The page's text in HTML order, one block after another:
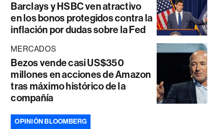
Barclays y HSBC ven atractivo
en los bonos protegidos contra la
inflación por dudas sobre la Fed
MERCADOS
Bezos vende casi US$350
millones en acciones de Amazon
tras máximo histórico de la
compañía
OPINIÓN BLOOMBERG